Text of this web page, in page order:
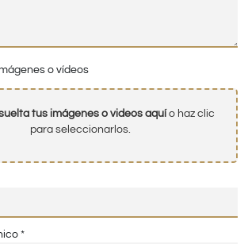
o vídeos
tus imágenes o videos aquío haz clic
para seleccionarlos.
*